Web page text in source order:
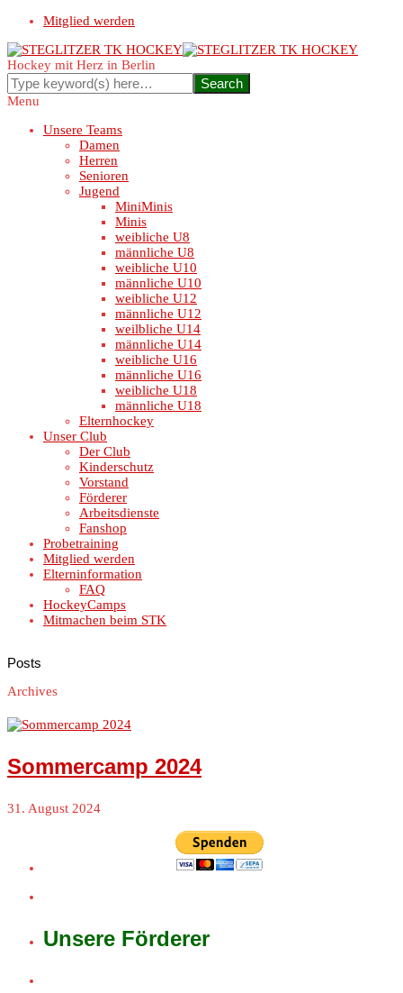
Mitglied werden
Hockey mit Herz in Berlin
Menu
Unsere Teams
Damen
Herren
Senioren
Jugend
MiniMinis
Minis
weibliche U8
männliche U8
weibliche U10
männliche U10
weibliche U12
männliche U12
weilbliche U14
männliche U14
weibliche U16
männliche U16
weibliche U18
männliche U18
Elternhockey
Unser Club
Der Club
Kinderschutz
Vorstand
Förderer
Arbeitsdienste
Fanshop
Probetraining
Mitglied werden
Elterninformation
FAQ
HockeyCamps
Mitmachen beim STK
Posts
Archives
Sommercamp 2024
31. August 2024
Unsere Förderer